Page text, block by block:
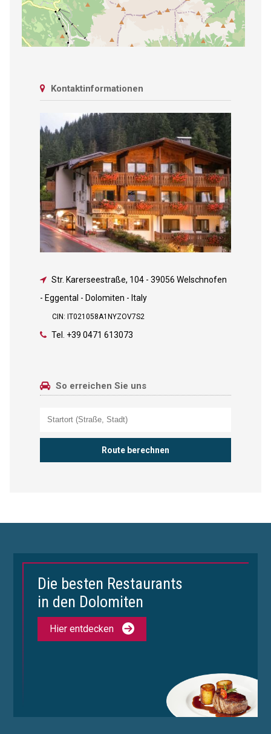
Kontaktinformationen
Str. Karerseestraße, 104- 39056 Welschnofen
- Eggental - Dolomiten - Italy
CIN: IT021058A1NYZOV7S2
Tel. +39 0471 613073
So erreichen Sie uns
Die besten Restaurants
in den Dolomiten
Hier entdecken